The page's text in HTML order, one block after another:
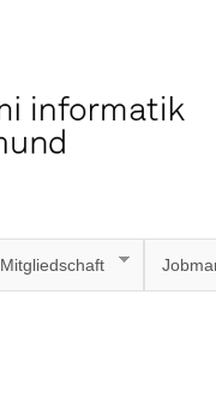
Mitgliedschaft